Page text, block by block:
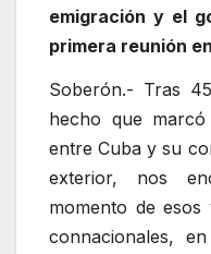
emigración y el
primera reunión
Soberón.- Tras
hecho que
entre Cuba y su
exterior, nos
momento de
connacionales,